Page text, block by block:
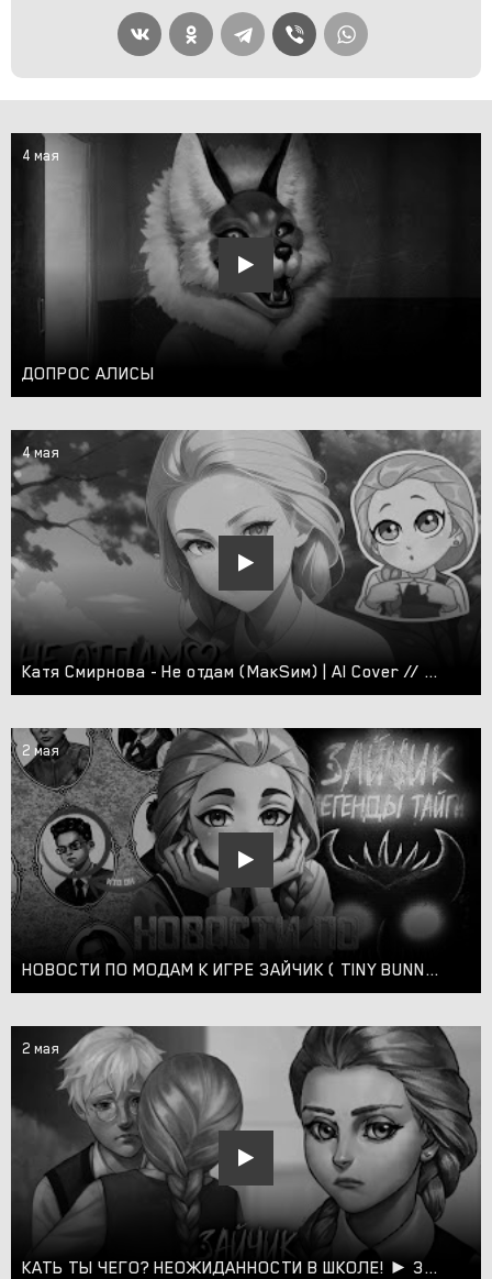
4 мая
ДОПРОС АЛИСЫ
4 мая
Катя Смирнова - Не отдам (МакSим) | AI Cover // AI Cover Tiny Bunny // AI Cover Зайчик
2 мая
НОВОСТИ ПО МОДАМ К ИГРЕ ЗАЙЧИК ( TINY BUNNY ) # 20
2 мая
КАТЬ ТЫ ЧЕГО? НЕОЖИДАННОСТИ В ШКОЛЕ! ► ЗАЙЧИК ДРУГАЯ ИСТОРИЯ ► #4